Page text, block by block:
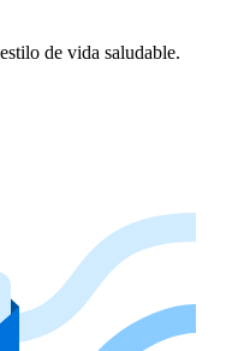
de vida saludable.